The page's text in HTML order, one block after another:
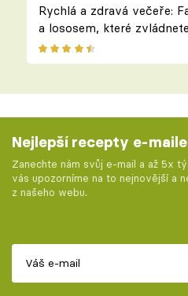
Rychlá a zdravá večeře:
a lososem, které
Nejlepší recepty e-
Zanechte nám svůj e-mail a až 5x
vás upozorníme na to nejnovější a
z našeho webu.